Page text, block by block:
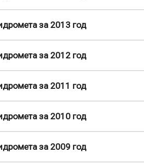
за 2013 год
за 2012 год
за 2011 год
за 2010 год
за 2009 год